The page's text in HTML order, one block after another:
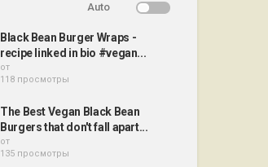
Auto
Black Bean Burger Wraps -
recipe linked in bio #vegan...
от
118 просмотры
The Best Vegan Black Bean
Burgers that don't fall apart...
от
135 просмотры